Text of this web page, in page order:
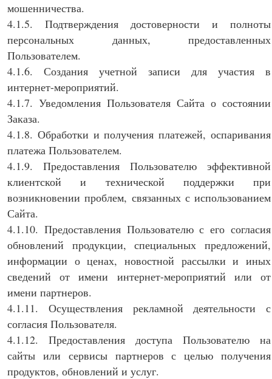
мошенничества.
4.1.5. Подтверждения достоверности и полноты
персональных данных, предоставленных
Пользователем.
4.1.6. Создания учетной записи для участия в
интернет-мероприятий.
4.1.7. Уведомления Пользователя Сайта о состоянии
Заказа.
4.1.8. Обработки и получения платежей, оспаривания
платежа Пользователем.
4.1.9. Предоставления Пользователю эффективной
клиентской и технической поддержки при
возникновении проблем, связанных с использованием
Сайта.
4.1.10. Предоставления Пользователю с его согласия
обновлений продукции, специальных предложений,
информации о ценах, новостной рассылки и иных
сведений от имени интернет-мероприятий или от
имени партнеров.
4.1.11. Осуществления рекламной деятельности с
согласия Пользователя.
4.1.12. Предоставления доступа Пользователю на
сайты или сервисы партнеров с целью получения
продуктов, обновлений и услуг.